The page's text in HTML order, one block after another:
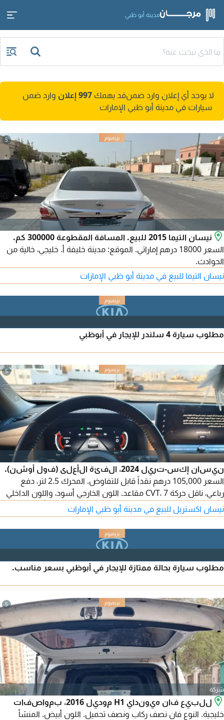
مدينة أبو ظبي
لا يوجد أي إعلان وارد ضمنقد يهمك 997 إعلان
وارد ضمن
سيارات في مدينة أبو ظبي الإمارات
5
نيسان التيما 2015 للبيع. المسافة المقطوعة 300000 كم.
السعر 18000 درهم إماراتي. الموقع: مدينة خليفة أ. خليجي، خالية من
الحوادث.
نيسان التيما للبيع في مدينة أبو ظبي الإمارات
مطلوب سيارة 4 سلندر للإيجار في أبوظبي
5
نيسان إكس-تريل 2024، الفئة الأعلى (فول أوشن).
السعر 105,000 درهم نقداً قابل للتفاوض. المحرك 2.5 لتر، دفع
رباعي، ناقل حركة CVT، 7 مقاعد. اللون الخارجي أسود، واللون الداخلي
بيج. المسافة المقطوعة 53,000 كم. السيارة نظيفة جداً ومحمية
بطبقة سيراميكية، مع تظليل كامل من الوكالة. لا تزال تحت ضمان
نيسان وخدمة الصيانة الدورية، ولا تحتاج إلى أي مصاريف إضافية.
نيسان اكستريل للبيع في مدينة أبو ظبي الإمارات
مطلوب سيارة بحالة ممتازة للإيجار في أبوظبي بسعر مناسب.
5
شركة
للبيع فان هيونداي H1 موديل 2016، بمواصفات
خليجية. النوع فان نصف ركاب ونصف تحميل. اللون أبيض. المنشأ